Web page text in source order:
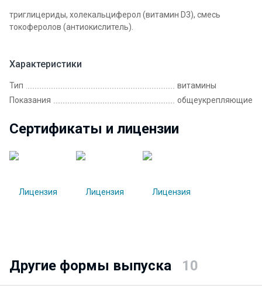
триглицериды, холекальциферол (витамин D3), смесь
токоферолов (анти­окислитель).
Характеристики
Тип
витамины
Показания
общеукрепляющие
Сертификаты и лицензии
Другие формы выпуска 10